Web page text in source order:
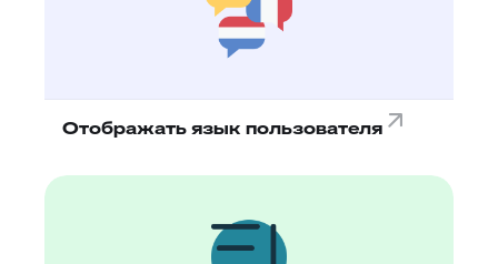
Отображать язык пользователя